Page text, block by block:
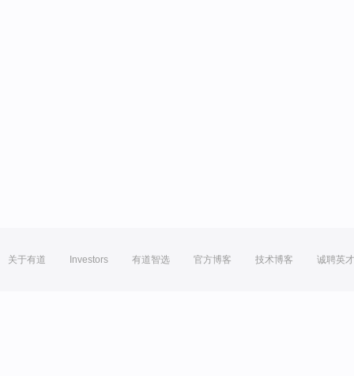
关于有道 Investors 有道智选 官方博客 技术博客 诚聘英才